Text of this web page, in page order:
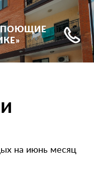
на июнь месяц